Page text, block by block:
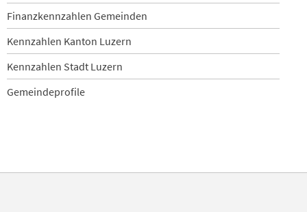
Finanzkennzahlen Gemeinden
Kennzahlen Kanton Luzern
Kennzahlen Stadt Luzern
Gemeindeprofile